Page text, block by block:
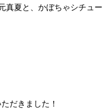
真夏と、かぼちゃシチュー
だきました！